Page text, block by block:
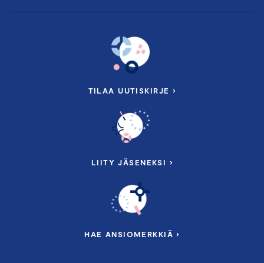
TILAA UUTISKIRJE ›
LIITY JÄSENEKSI ›
HAE ANSIOMERKKIÄ ›